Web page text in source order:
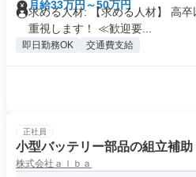
月給33万円～50万円
求める人材: 【求める人材】 高
重視します！ ≪歓迎要...
即日勤務OK 交通費支給
正社員
小型バッテリー部品の組立補助
株式会社ａｌｂａ